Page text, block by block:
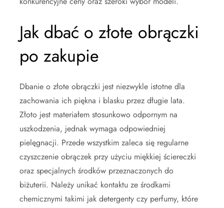
Jak dbać o złote obrączki
po zakupie
Dbanie o złote obrączki jest niezwykle istotne dla
zachowania ich piękna i blasku przez długie lata.
Złoto jest materiałem stosunkowo odpornym na
uszkodzenia, jednak wymaga odpowiedniej
pielęgnacji. Przede wszystkim zaleca się regularne
czyszczenie obrączek przy użyciu miękkiej ściereczki
oraz specjalnych środków przeznaczonych do
biżuterii. Należy unikać kontaktu ze środkami
chemicznymi takimi jak detergenty czy perfumy, które